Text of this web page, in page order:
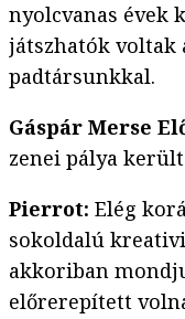
nyolcvanas évek
játszhatók voltak
padtársunkkal.
Gáspár Merse
zenei pálya
Pierrot: Elég
sokoldalú
akkoriban
előrerepített